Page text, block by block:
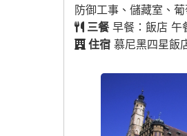
防御工事、儲藏室、
三餐早餐：飯店 午
住宿 慕尼黑四星飯